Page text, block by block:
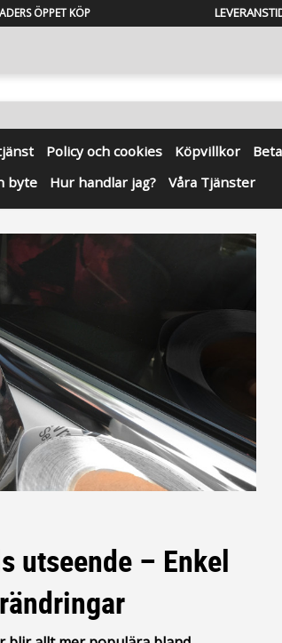
ÖPPET KÖP
Policy och cookies Köpvillkor
byte
Hur handlar jag? Våra Tjänster
utseende – Enkel